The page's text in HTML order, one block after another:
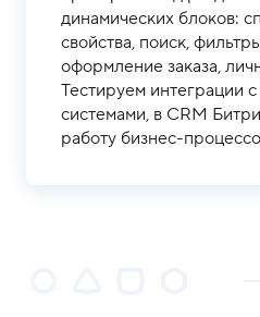
динамических блоков:
свойства, поиск,
оформление заказа,
Тестируем интеграции
системами, в CRM
работу бизнес-